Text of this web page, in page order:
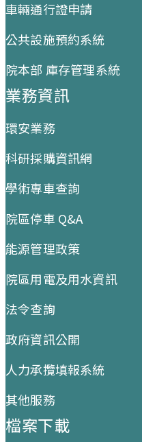
車輛通行證申請
公共設施預約系統
院本部 庫存管理系統
業務資訊
環安業務
科研採購資訊網
學術專車查詢
院區停車 Q&A
能源管理政策
院區用電及用水資訊
法令查詢
政府資訊公開
人力承攬填報系統
其他服務
檔案下載